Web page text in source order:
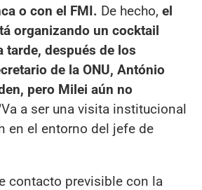
o con el FMI. De hecho, el
organizando un cocktail
tarde, después de los
de la ONU, António
pero Milei aún no
a ser una visita institucional
en el entorno del jefe de
contacto previsible con la